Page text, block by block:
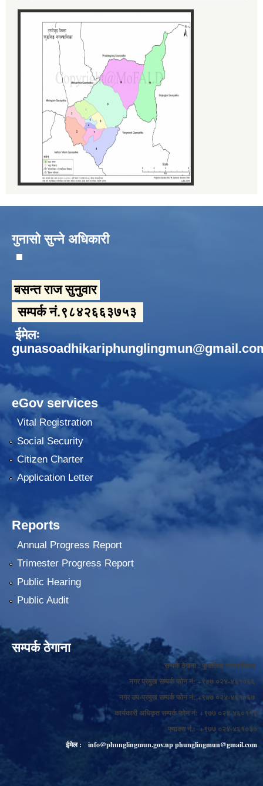
गुनासो सुन्ने अधिकारी
बसन्त राज सुनुवार
सम्पर्क नं.९८४२६६३७५३
ईमेलः
eGov services
Vital Registration
Social Security
Citizen Charter
Application Letter
Reports
Annual Progress Report
Trimester Progress Report
Public Hearing
Public Audit
सम्पर्क ठेगाना
सम्पर्क ठेगाना : फुङलिङ नगरपालिका
नगर प्रमुख सम्पर्क फोन नं: +९७७ ०२४-४६१०६६
नगर उप-प्रमुख सम्पर्क फोन नं: +९७७ ०२४-४६१०६७
कार्यकारी अधिकृत सम्पर्क फोन नं: +९७७ ०२४-४६०११४
फ्याक्स नं.: +९७७ ०२४-४६१०३०
ईमेल :
info@phunglingmun.gov.npphunglingmun@gmail.com